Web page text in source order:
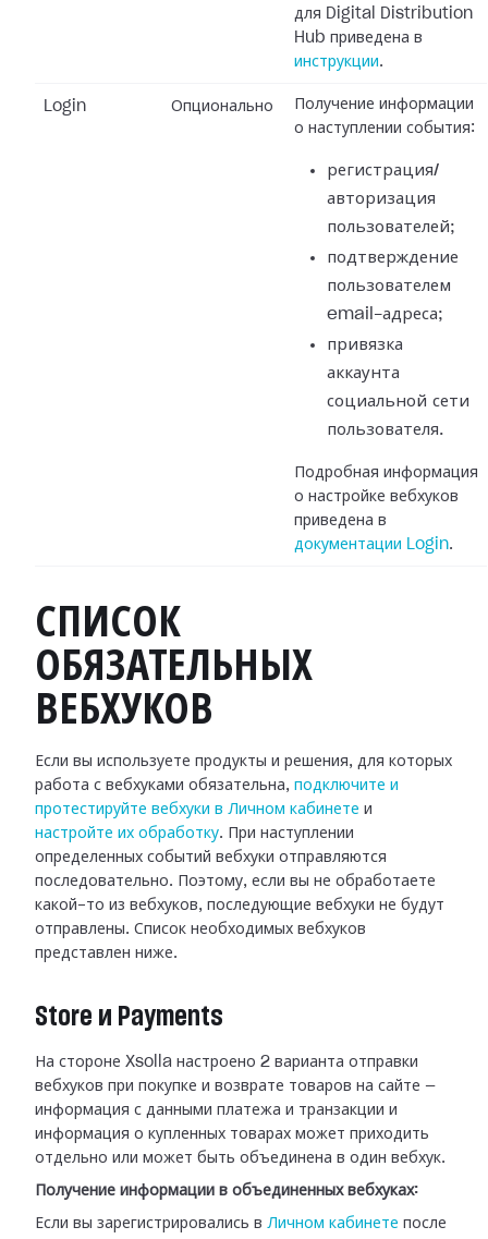
для Digital Distribution
Hub приведена в
инструкции.
Login Опционально
Получение информации
о наступлении события:
регистрация/
авторизация
пользователей;
подтверждение
пользователем
email-адреса;
привязка
аккаунта
социальной сети
пользователя.
Подробная информация
о настройке вебхуков
приведена в
документации Login.
СПИСОК
ОБЯЗАТЕЛЬНЫХ
ВЕБХУКОВ
Если вы используете продукты и решения, для которых
работа с вебхуками обязательна, подключите и
протестируйте вебхуки в Личном кабинете и
настройте их обработку.
При наступлении
определенных событий вебхуки отправляются
последовательно.
Поэтому, если вы не обработаете
какой-то из вебхуков, последующие вебхуки не будут
отправлены. Список необходимых вебхуков
представлен ниже.
Store и Payments
На стороне Xsolla настроено 2 варианта отправки
вебхуков при покупке и возврате товаров на сайте —
информация с данными платежа и транзакции и
информация о купленных товарах может приходить
отдельно или может быть объединена в один вебхук.
Получение информации в объединенных вебхуках:
Если вы зарегистрировались в Личном кабинете после